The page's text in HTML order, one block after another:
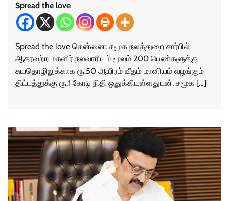
Spread the love
Spread the love சென்னை: சமூக நலத்துறை சார்பில்
ஆதரவற்ற மகளிர் நலவாரியம் மூலம் 200 பெண்களுக்கு
சுயதொழிலுக்காக ரூ.50 ஆயிரம் வீதம் மானியம் வழங்கும்
திட்டத்துக்கு ரூ.1 கோடி நிதி ஒதுக்கியுள்ளதுடன், சமூக […]